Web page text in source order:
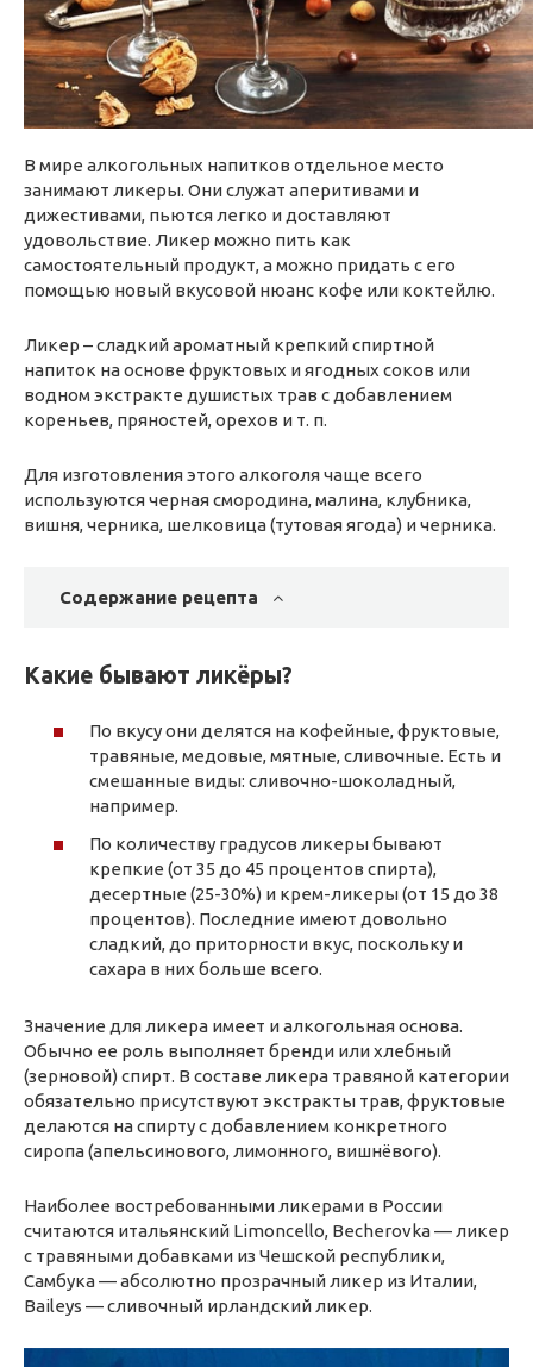
В мире алкогольных напитков отдельное место
занимают ликеры. Они служат аперитивами и
дижестивами, пьются легко и доставляют
удовольствие. Ликер можно пить как
самостоятельный продукт, а можно придать с его
помощью новый вкусовой нюанс кофе или коктейлю.
Ликер – сладкий ароматный крепкий спиртной
напиток на основе фруктовых и ягодных соков или
водном экстракте душистых трав с добавлением
кореньев, пряностей, орехов и т. п.
Для изготовления этого алкоголя чаще всего
используются черная смородина, малина, клубника,
вишня, черника, шелковица (тутовая ягода) и черника.
Содержание рецепта
Какие бывают ликёры?
По вкусу они делятся на кофейные, фруктовые,
травяные, медовые, мятные, сливочные. Есть и
смешанные виды: сливочно-шоколадный,
например.
По количеству градусов ликеры бывают
крепкие (от 35 до 45 процентов спирта),
десертные (25-30%) и крем-ликеры (от 15 до 38
процентов). Последние имеют довольно
сладкий, до приторности вкус, поскольку и
сахара в них больше всего.
Значение для ликера имеет и алкогольная основа.
Обычно ее роль выполняет бренди или хлебный
(зерновой) спирт. В составе ликера травяной категории
обязательно присутствуют экстракты трав, фруктовые
делаются на спирту с добавлением конкретного
сиропа (апельсинового, лимонного, вишнёвого).
Наиболее востребованными ликерами в России
считаются итальянский Limoncello, Becherovka — ликер
с травяными добавками из Чешской республики,
Самбука — абсолютно прозрачный ликер из Италии,
Baileys — сливочный ирландский ликер.